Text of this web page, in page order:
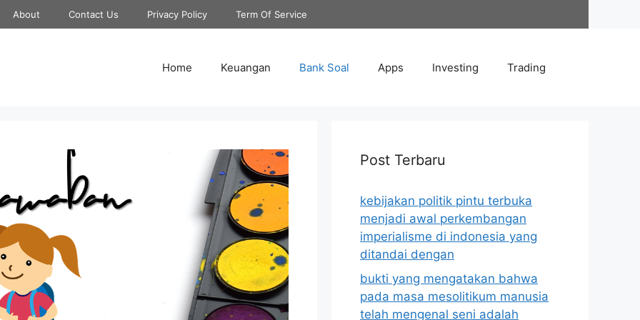
About Contact Us Privacy Policy Term Of Service
Home Keuangan Bank Soal Apps Investing Trading
Post Terbaru
kebijakan politik pintu terbuka
menjadi awal perkembangan
imperialisme di indonesia yang
ditandai dengan
bukti yang mengatakan bahwa
pada masa mesolitikum manusia
telah mengenal seni adalah